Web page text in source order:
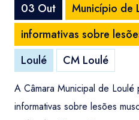
03 Out
Município de
informativas sobre
Loulé
CM Loulé
A Câmara Municipal de Loulé
informativas sobre lesões